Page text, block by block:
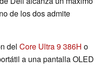
de los dos admite
del Core Ultra 9 386H o
a una pantalla OLED